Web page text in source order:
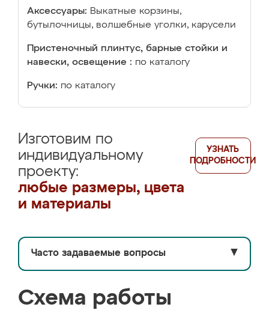
Аксессуары: Выкатные корзины,
бутылочницы, волшебные уголки, карусели
Пристеночный плинтус, барные стойки и
навески, освещение : по каталогу
Ручки: по каталогу
Изготовим по
индивидуальному
проекту:
любые размеры, цвета
и материалы
УЗНАТЬ
ПОДРОБНОСТИ
Часто задаваемые вопросы ▼
Схема работы